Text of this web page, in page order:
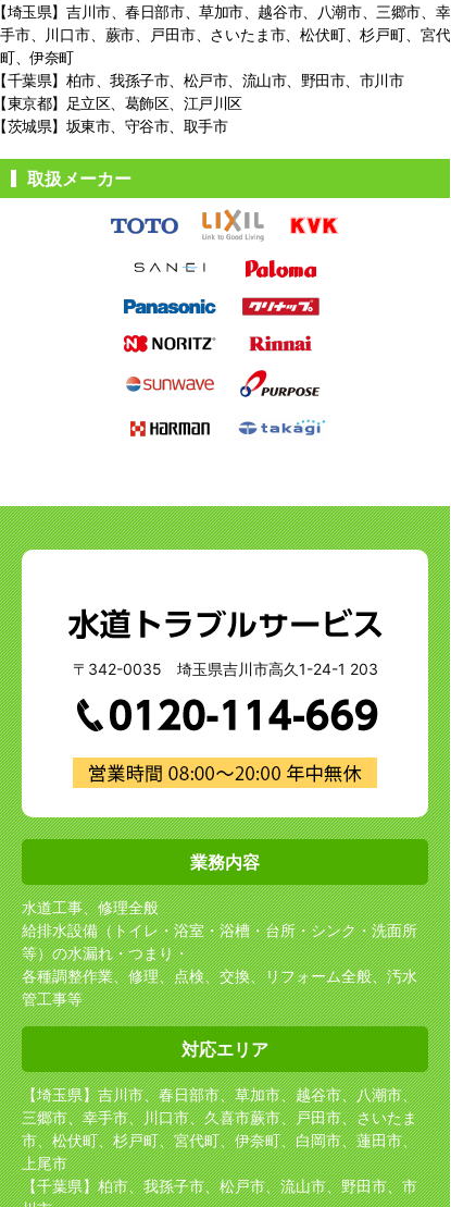
埼玉県】吉川市、春日部市、草加市、越谷市、八潮市、三郷市、幸
手市、
川口市、蕨市、戸田市、さいたま市、松伏町、杉戸町、宮代
町、伊奈町
千葉県】柏市、我孫子市、松戸市、 流山市、野田市、市川市
東京都】足立区、葛飾区、江戸川区
茨城県】坂東市、守谷市、取手市
取扱メーカー
〒342-0035 埼玉県吉川市高久1-24-1 203
業務内容
水道工事、修理全般
給排水設備（トイレ・浴室・浴槽・台所・シンク・洗面所
等）の水漏れ・つまり・
各種調整作業、修理、点検、交換、リフォーム全般、汚水
管工事等
対応エリア
【埼玉県】吉川市、春日部市、草加市、越谷市、八潮市、
三郷市、幸手市、川口市、久喜市蕨市、戸田市、さいたま
市、松伏町、杉戸町、宮代町、伊奈町、白岡市、蓮田市、
上尾市
【千葉県】柏市、我孫子市、松戸市、流山市、野田市、市